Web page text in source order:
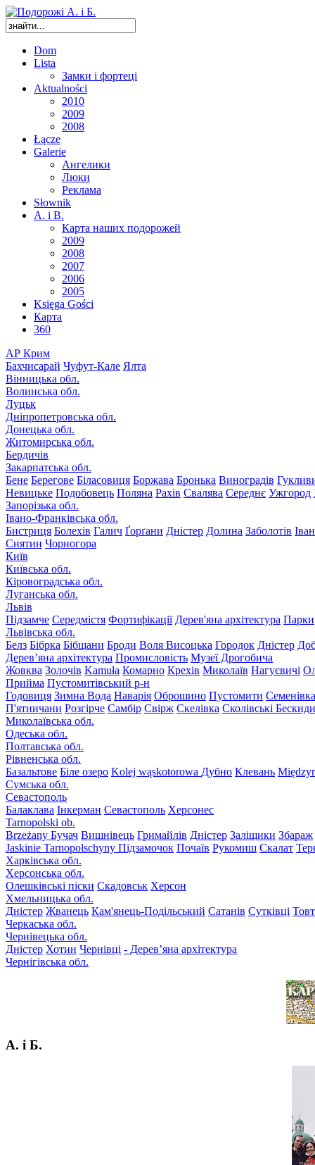
Dom
Lista
Замки і фортеці
Aktualności
2010
2009
2008
Łącze
Galerie
Ангелики
Люки
Реклама
Słownik
A. i B.
Карта наших подорожей
2009
2008
2007
2006
2005
Księga Gości
Карта
360
АР Крим
Бахчисарай Чуфут-Кале Ялта
Вінницька обл.
Волинська обл.
Луцьк
Дніпропетровська обл.
Донецька обл.
Житомирська обл.
Бердичів
Закарпатська обл.
Бене Берегове Біласовиця Боржава Бронька Виноградів
Невицьке Подобовець Поляна Рахів Свалява Середнє Ужгород
Запорізька обл.
Івано-Франківська обл.
Бистриця Болехів Галич Ґорґани Дністер Долина Заболотів
Снятин Чорногора
Київ
Київська обл.
Кіровоградська обл.
Луганська обл.
Львів
Підзамче Середмістя Фортифікації Дерев'яна архітектура Парки
Львівська обл.
Белз Бібрка Бібщани Броди Воля Висоцька Городок Дністер
Дерев’яна архітектура Промисловість Музеї Дрогобича
Жовква Золочів Kamuła Комарно Крехів Миколаїв Нагуєвичі
Прийма Пустомитівський р-н
Годовиця Зимна Вода Наварія Оброшино Пустомити Семенівка
П'ятничани Розгірче Самбір Свірж Скелівка Сколівські Бескиди
Миколаївська обл.
Одеська обл.
Полтавська обл.
Рівненська обл.
Базальтове Біле озеро Kolej wąskotorowa Дубно Клевань
Сумська обл.
Севастополь
Балаклава Інкерман Севастополь Херсонес
Tarnopolski ob.
Brzeżany Бучач Вишнівець Гримайлів Дністер Заліщики Збараж
Jaskinie Tarnopolschyny Підзамочок Почаїв Рукомиш Скалат
Харківська обл.
Херсонська обл.
Олешківські піски Скадовськ Херсон
Хмельницька обл.
Дністер Жванець Кам'янець-Подільський Сатанів Сутківці
Черкаська обл.
Чернівецька обл.
Дністер Хотин Чернівці - Дерев’яна архітектура
Чернігівська обл.
А. і Б.